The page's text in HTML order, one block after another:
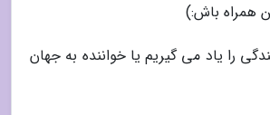
باش:)
را یاد می گیریم یا خواننده به جهان